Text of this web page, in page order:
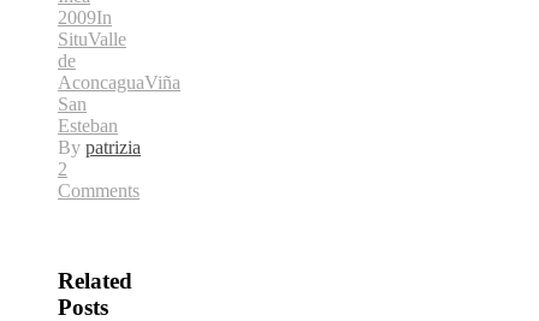
2009In
SituValle
de
AconcaguaViña
San
Esteban
By patrizia
2
Comments
Related
Posts